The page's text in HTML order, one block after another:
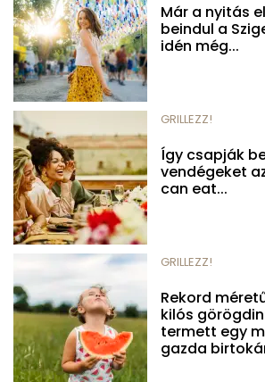
Már a nyitás
beindul a
idén még...
GRILLEZZ!
Így csapják
vendégeket
can eat...
GRILLEZZ!
Rekord
kilós
termett egy
gazda